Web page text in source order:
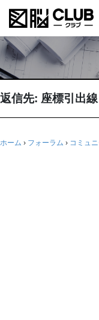
返信先: 座標引出線
ホーム › フォーラム › コミュ